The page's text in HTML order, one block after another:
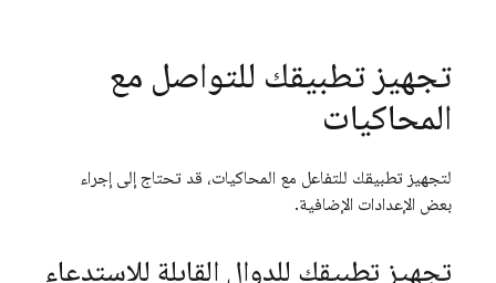
تجهيز تطبيقك للتواصل مع
المحاكيات
لتجهيز تطبيقك للتفاعل مع المحاكيات، قد تحتاج إلى إجراء
بعض الإعدادات الإضافية.
تجهيز تطبيقك للدوال القابلة للاستدعاء